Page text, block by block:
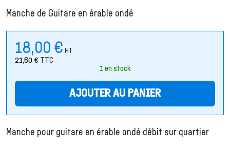
Manche de Guitare en érable ondé
18,00 € HT
21,60 € TTC
1 en stock
AJOUTER AU PANIER
Manche pour guitare en érable ondé débit sur quartier